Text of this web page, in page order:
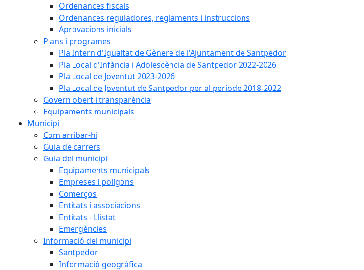
Ordenances fiscals
Ordenances reguladores, reglaments i instruccions
Aprovacions inicials
Plans i programes
Pla Intern d'Igualtat de Gènere de l'Ajuntament de Santpedor
Pla Local d'Infància i Adolescència de Santpedor 2022-2026
Pla Local de Joventut 2023-2026
Pla Local de Joventut de Santpedor per al període 2018-2022
Govern obert i transparència
Equipaments municipals
Municipi
Com arribar-hi
Guia de carrers
Guia del municipi
Equipaments municipals
Empreses i polígons
Comerços
Entitats i associacions
Entitats - Llistat
Emergències
Informació del municipi
Santpedor
Informació geogràfica